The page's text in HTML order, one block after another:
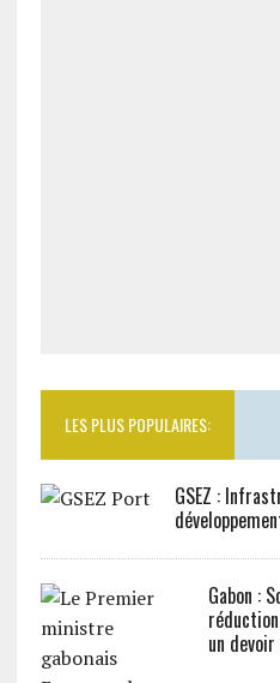
LES PLUS POPULAIRES:
GSEZ :
Gabon :
un